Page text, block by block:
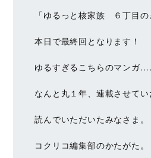
「ゆるっと核家族 ６丁目の
本日で最終回となります！
ゆるすぎるこちらのマンガ
なんと丸１年、連載させてい
読んでいただいたみなさま。
コクリコ編集部のかたがた。